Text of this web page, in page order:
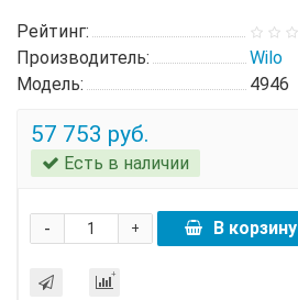
Рейтинг:
Производитель:
Wilo
Модель:
4946
57 753 руб.
Есть в наличии
+
- В корзину